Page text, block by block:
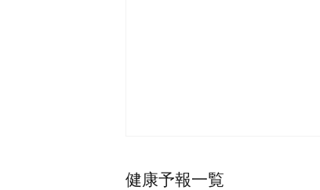
健康予報一覧